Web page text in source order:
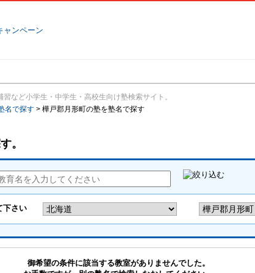
など小学生・中学生・高校生向け塾検索サイト。
名で探す > 樺戸郡月形町の塾を塾名で探す
。
御希望の条件に該当する教室がありませんでした。